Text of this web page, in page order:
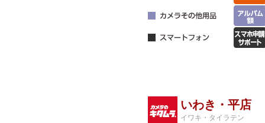
いわき・平店
イワキ・タイラテン